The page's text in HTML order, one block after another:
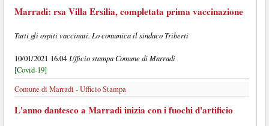
Marradi: rsa Villa Ersilia, completata prima vaccinazione
Tutti gli ospiti vaccinati. Lo comunica il sindaco Triberti
10/01/2021 16.04 Ufficio stampa Comune di Marradi
[Covid-19]
Comune di Marradi - Ufficio Stampa
L'anno dantesco a Marradi inizia con i fuochi d'artificio